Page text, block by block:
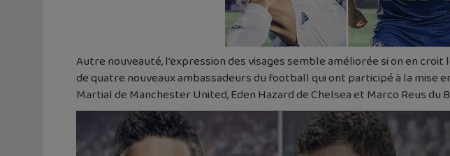
Autre nouveauté, l’expression des visages semble améliorée si on en
de quatre nouveaux ambassadeurs du football qui ont participé à la mise
Martial de Manchester United, Eden Hazard de Chelsea et Marco Reus du